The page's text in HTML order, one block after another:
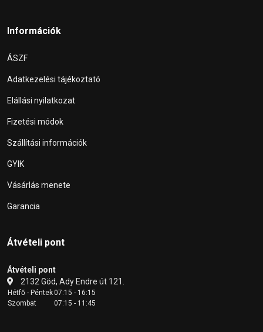
Információk
ÁSZF
Adatkezelési tájékoztató
Elállási nyilatkozat
Fizetési módok
Szállítási információk
GYIK
Vásárlás menete
Garancia
Átvételi pont
Átvételi pont
2132 Göd, Ady Endre út 121.
Hétfő - Péntek07:15 - 16:15
Szombat
07:15 - 11:45